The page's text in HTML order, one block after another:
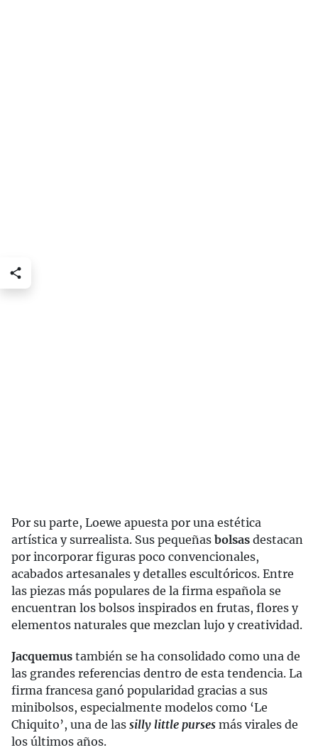
Por su parte, Loewe apuesta por una estética
artística y surrealista. Sus pequeñas bolsas destacan
por incorporar figuras poco convencionales,
acabados artesanales y detalles escultóricos. Entre
las piezas más populares de la firma española se
encuentran los bolsos inspirados en frutas, flores y
elementos naturales que mezclan lujo y creatividad.
Jacquemus también se ha consolidado como una de
las grandes referencias dentro de esta tendencia. La
firma francesa ganó popularidad gracias a sus
minibolsos, especialmente modelos como ‘Le
Chiquito’, una de las silly little purses más virales de
los últimos años.